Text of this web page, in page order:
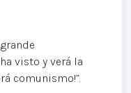
visto y verá la
comunismo!”.